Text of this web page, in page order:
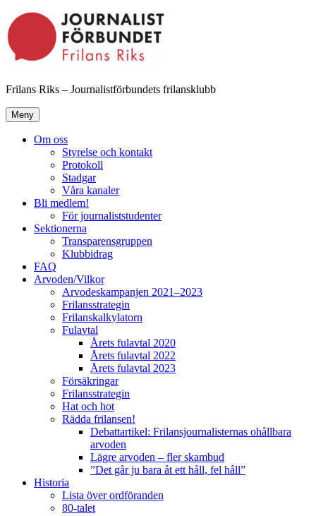
Hoppa
till
innehåll
Frilans Riks – Journalistförbundets frilansklubb
Meny
Om oss
Styrelse och kontakt
Protokoll
Stadgar
Våra kanaler
Bli medlem!
För journaliststudenter
Sektionerna
Transparensgruppen
Klubbidrag
FAQ
Arvoden/Vilkor
Arvodeskampanjen 2021–2023
Frilansstrategin
Frilanskalkylatorn
Fulavtal
Årets fulavtal 2020
Årets fulavtal 2022
Årets fulavtal 2023
Försäkringar
Frilansstrategin
Hat och hot
Rädda frilansen!
Debattartikel: Frilansjournalisternas ohållbara
arvoden
Lägre arvoden – fler skambud
”Det går ju bara åt ett håll, fel håll”
Historia
Lista över ordföranden
80-talet